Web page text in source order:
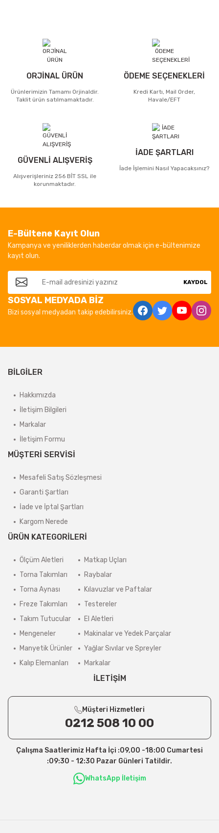
ORJİNAL ÜRÜN
Ürünlerimizin Tamamı Orjinaldir.
Taklit ürün satılmamaktadır.
ÖDEME SEÇENEKLERİ
Kredi Kartı, Mail Order,
Havale/EFT
GÜVENLİ ALIŞVERİŞ
Alışverişleriniz 256 BİT SSL ile
korunmaktadır.
İADE ŞARTLARI
İade İşlemini Nasıl Yapacaksınız?
E-Bültene Kayıt Olun
Kampanya ve yeniliklerden haberdar olmak için e-bültenimize
kayıt olun.
KAYDOL
SOSYAL MEDYADA BİZ
Bizi sosyal medyadan takip edebilirsiniz.
BİLGİLER
Hakkımızda
İletişim Bilgileri
Markalar
İletişim Formu
MÜŞTERİ SERVİSİ
Mesafeli Satış Sözleşmesi
Garanti Şartları
İade ve İptal Şartları
Kargom Nerede
ÜRÜN KATEGORİLERİ
Ölçüm Aletleri
Torna Takımları
Torna Aynası
Freze Takımları
Takım Tutucular
Mengeneler
Manyetik Ürünler
Kalıp Elemanları
Matkap Uçları
Raybalar
Kılavuzlar ve Paftalar
Testereler
El Aletleri
Makinalar ve Yedek Parçalar
Yağlar Sıvılar ve Spreyler
Markalar
İLETİŞİM
Müşteri Hizmetleri
0212 508 10 00
Çalışma Saatlerimiz Hafta İçi :09,00 -18:00 Cumartesi
:09:30 - 12:30 Pazar Günleri Tatildir.
WhatsApp İletişim